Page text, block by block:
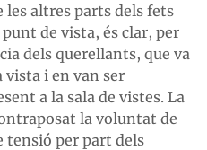
les altres parts dels fets
de vista, és clar, per
dels querellants, que va
vista i en van ser
a la sala de vistes. La
la voluntat de
tensió per part dels